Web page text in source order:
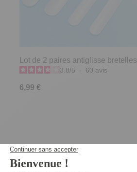
Lot de 2 paires antiglisse bretelles
3.8/5 - 60 avis
6,99 €